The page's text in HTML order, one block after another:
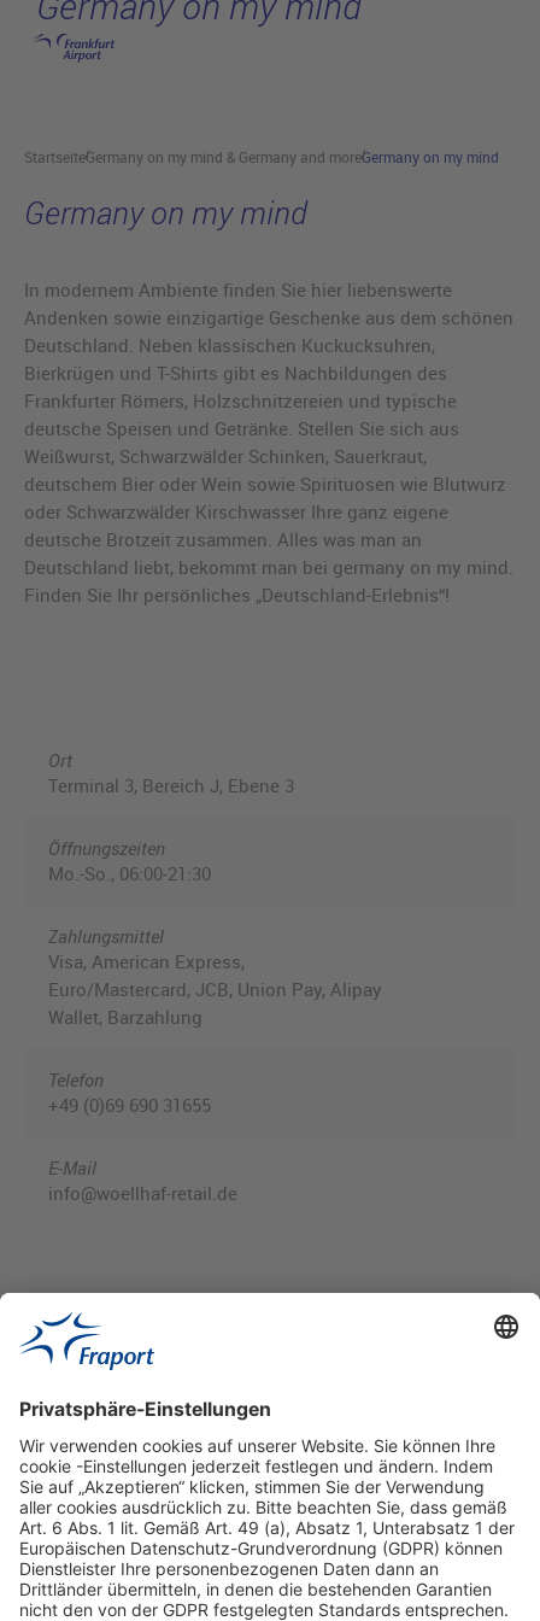
Hauptinhalt anspringen
StartseiteGermany on my mind & Germany and moreGermany on my mind
Germany on my mind
In modernem Ambiente finden Sie hier liebenswerte
Andenken sowie einzigartige Geschenke aus dem schönen
Deutschland. Neben klassischen Kuckucksuhren,
Bierkrügen und T-Shirts gibt es Nachbildungen des
Frankfurter Römers, Holzschnitzereien und typische
deutsche Speisen und Getränke. Stellen Sie sich aus
Weißwurst, Schwarzwälder Schinken, Sauerkraut,
deutschem Bier oder Wein sowie Spirituosen wie Blutwurz
oder Schwarzwälder Kirschwasser Ihre ganz eigene
deutsche Brotzeit zusammen. Alles was man an
Deutschland liebt, bekommt man bei germany on my mind.
Finden Sie Ihr persönliches „Deutschland-Erlebnis“!
Ort
Terminal 3, Bereich J, Ebene 3
Öffnungszeiten
Mo.-So., 06:00-21:30
Zahlungsmittel
Visa, American Express,
Euro/Mastercard, JCB, Union Pay, Alipay
Wallet, Barzahlung
Telefon
+49 (0)69 690 31655
E-Mail
info@woellhaf-retail.de
Hilfreiche Links
Online einkaufen & buchen